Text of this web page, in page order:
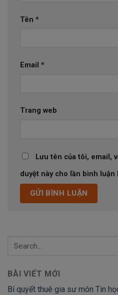
Tên *
Email *
Trang web
Lưu tên của tôi, email,
duyệt này cho lần bình luận
BÀI VIẾT MỚI
Bí quyết thuê gia sư môn Tin